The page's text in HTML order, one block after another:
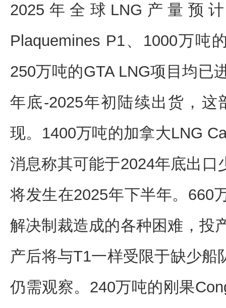
2025年全球LNG产量预
Plaquemines P1、1000万吨
250万吨的GTA LNG项目均已
年底-2025年初陆续出货，
现。1400万吨的加拿大LNG
消息称其可能于2024年底出
将发生在2025年下半年。660
解决制裁造成的各种困难，投
产后将与T1一样受限于缺少
仍需观察。240万吨的刚果